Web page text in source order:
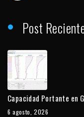
Post
Capacidad Portante en
6 agosto, 2026